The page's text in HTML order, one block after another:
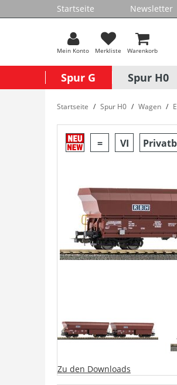
Startseite Newsletter
Mein Konto Merkliste Warenkorb
Spur G Spur H0
Startseite Spur H0 Wagen
= VI
Zu den Downloads